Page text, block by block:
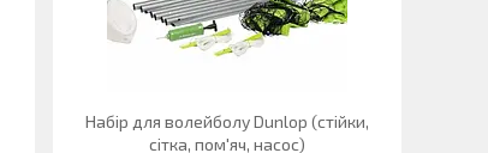
Набір для волейболу Dunlop (стійки,
сітка, пом'яч, насос)